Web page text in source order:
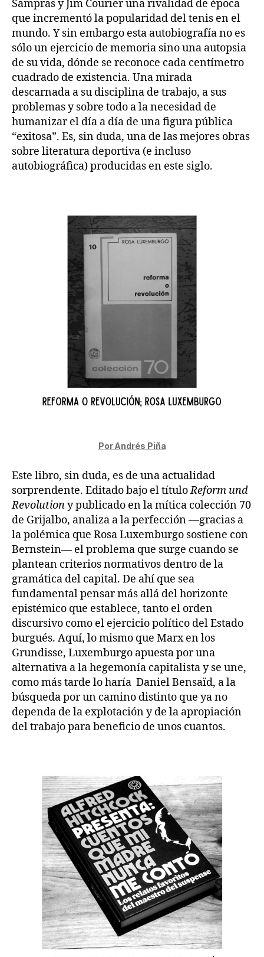
Sampras y Jim Courier una rivalidad de época
que incrementó la popularidad del tenis en el
mundo. Y sin embargo esta autobiografía no es
sólo un ejercicio de memoria sino una autopsia
de su vida, dónde se reconoce cada centímetro
cuadrado de existencia. Una mirada
descarnada a su disciplina de trabajo, a sus
problemas y sobre todo a la necesidad de
humanizar el día a día de una figura pública
“exitosa”. Es, sin duda, una de las mejores obras
sobre literatura deportiva (e incluso
autobiográfica) producidas en este siglo.
Por Andrés Piña
Este libro, sin duda, es de una actualidad
sorprendente. Editado bajo el títuloReform und
Revolutiony publicado en la mítica colección 70
de Grijalbo, analiza a la perfección —gracias a
la polémica que Rosa Luxemburgo sostiene con
Bernstein— el problema que surge cuando se
plantean criterios normativos dentro de la
gramática del capital. De ahí que sea
fundamental pensar más allá del horizonte
epistémico que establece, tanto el orden
discursivo como el ejercicio político del Estado
burgués. Aquí, lo mismo que Marx en los
Grundisse, Luxemburgo apuesta por una
alternativa a la hegemonía capitalista y se une,
como más tarde lo haría Daniel Bensaïd, a la
búsqueda por un camino distinto que ya no
dependa de la explotación y de la apropiación
del trabajo para beneficio de unos cuantos.